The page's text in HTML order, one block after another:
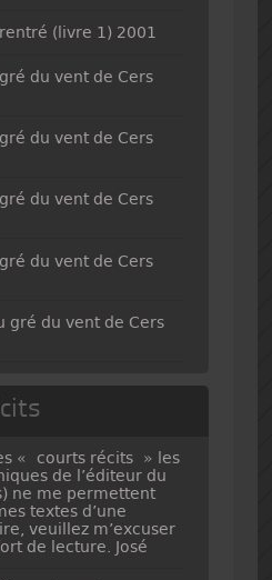
(livre 1) 2001
du vent de Cers
du vent de Cers
du vent de Cers
du vent de Cers
du vent de Cers
« courts récits » les
de l’éditeur du
ne me permettent
textes d’une
veuillez m’excuser
de lecture. José